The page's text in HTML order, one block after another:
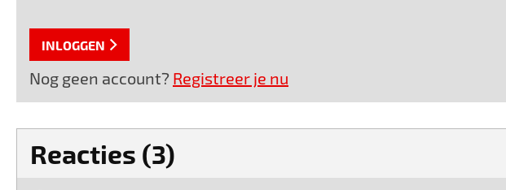
INLOGGEN
Nog geen account? Registreer je nu
Reacties (3)